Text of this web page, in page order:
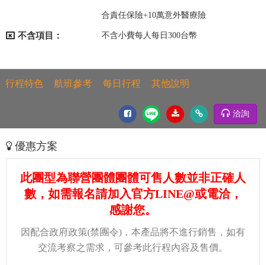
合責任保險+10萬意外醫療險
不含項目： 不含小費每人每日300台幣
行程特色 航班參考 每日行程 其他說明
洽詢
優惠方案
此團型為聯營團體團體可售人數並非正確人
數，如需報名請加入官方LINE@或電洽，
感謝您。
因配合政府政策(禁團令)，本產品將不進行銷售，如有
交流考察之需求，可參考此行程內容及售價。